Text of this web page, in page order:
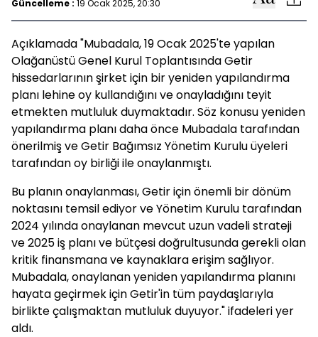
Güncelleme : 19 Ocak 2025, 20:30
Açıklamada "Mubadala, 19 Ocak 2025'te yapılan
Olağanüstü Genel Kurul Toplantısında Getir
hissedarlarının şirket için bir yeniden yapılandırma
planı lehine oy kullandığını ve onayladığını teyit
etmekten mutluluk duymaktadır. Söz konusu yeniden
yapılandırma planı daha önce Mubadala tarafından
önerilmiş ve Getir Bağımsız Yönetim Kurulu üyeleri
tarafından oy birliği ile onaylanmıştı.
Bu planın onaylanması, Getir için önemli bir dönüm
noktasını temsil ediyor ve Yönetim Kurulu tarafından
2024 yılında onaylanan mevcut uzun vadeli strateji
ve 2025 iş planı ve bütçesi doğrultusunda gerekli olan
kritik finansmana ve kaynaklara erişim sağlıyor.
Mubadala, onaylanan yeniden yapılandırma planını
hayata geçirmek için Getir'in tüm paydaşlarıyla
birlikte çalışmaktan mutluluk duyuyor." ifadeleri yer
aldı.